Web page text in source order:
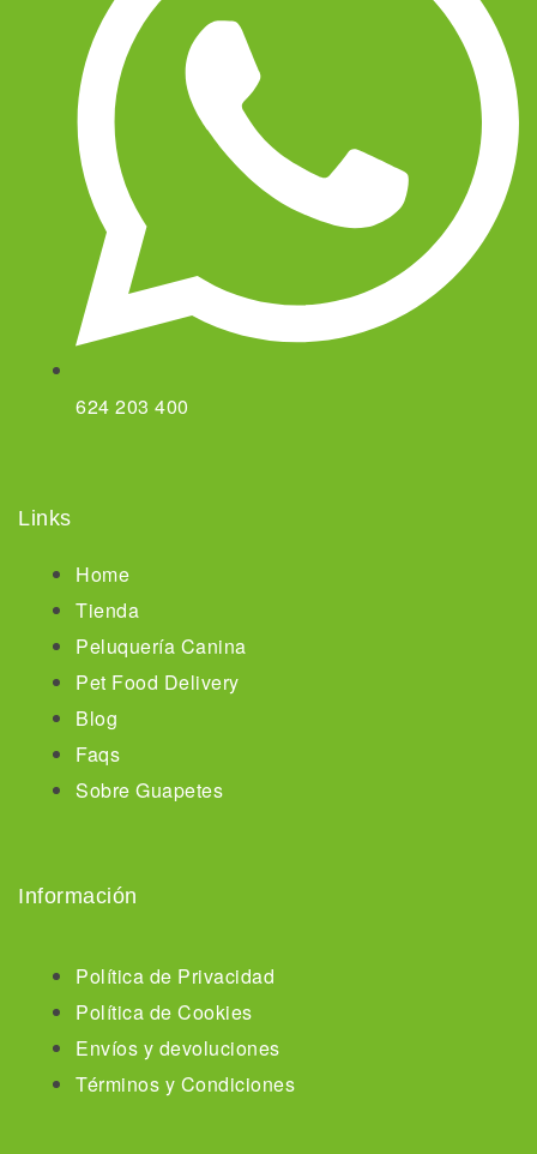
624 203 400
Links
Home
Tienda
Peluquería Canina
Pet Food Delivery
Blog
Faqs
Sobre Guapetes
Información
Política de Privacidad
Política de Cookies
Envíos y devoluciones
Términos y Condiciones